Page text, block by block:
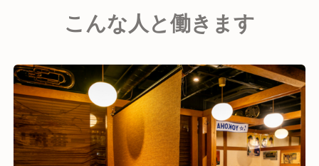
料理面では、秘伝のタレの手羽先唐揚げや新鮮な海鮮
を活かしたメニューなど、常に新しい味の追求を怠り
テレビなどのメディアでも話題となったお店で、一緒
に海老名の町を盛り上げていきませんか？
こんな人と働きます